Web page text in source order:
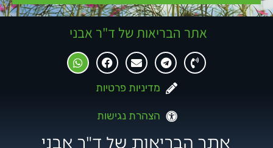
אתר הבריאות של ד"ר אבני
מדיניות פרטיות
הצהרת נגישות